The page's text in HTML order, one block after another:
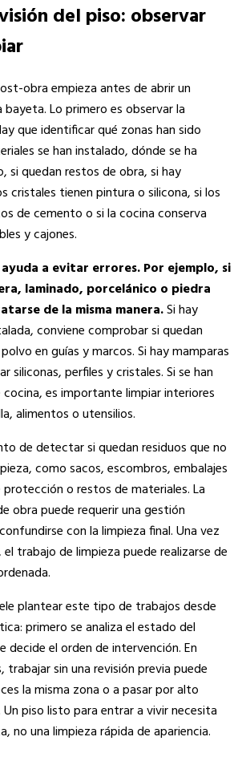
del piso: observar
obra empieza antes de abrir un
Lo primero es observar la
que identificar qué zonas han sido
se han instalado, dónde se ha
si quedan restos de obra, si hay
cristales tienen pintura o silicona, si los
de cemento o si la cocina conserva
y cajones.
a evitar errores. Por ejemplo, si
laminado, porcelánico o piedra
de la misma manera.Si hay
conviene comprobar si quedan
en guías y marcos. Si hay mamparas
siliconas, perfiles y cristales. Si se han
es importante limpiar interiores
alimentos o utensilios.
de detectar si quedan residuos que no
como sacos, escombros, embalajes
o restos de materiales. La
obra puede requerir una gestión
con la limpieza final. Una vez
trabajo de limpieza puede realizarse de
plantear este tipo de trabajos desde
primero se analiza el estado del
decide el orden de intervención. En
sin una revisión previa puede
la misma zona o a pasar por alto
piso listo para entrar a vivir necesita
no una limpieza rápida de apariencia.